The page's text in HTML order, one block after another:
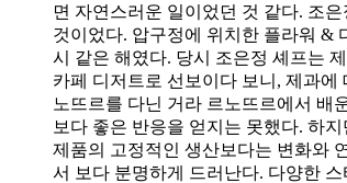
면 자연스러운 일이었던 것 같다. 조
것이었다. 압구정에 위치한 플라워 &
시 같은 해였다. 당시 조은정 셰프는
카페 디저트로 선보이다 보니, 제과
노뜨르를 다닌 거라 르노뜨르에서 배
보다 좋은 반응을 얻지는 못했다. 하
제품의 고정적인 생산보다는 변화와
서 보다 분명하게 드러난다. 다양한